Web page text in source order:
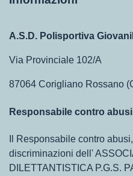
A.S.D. Polisportiva
Via Provinciale 102/A
87064 Corigliano Rossano
Responsabile contro abusi
Il Responsabile contro
discriminazioni dell'
DILETTANTISTICA P.G.S.